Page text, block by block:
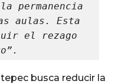
permanencia
aulas. Esta
el rezago
busca reducir la